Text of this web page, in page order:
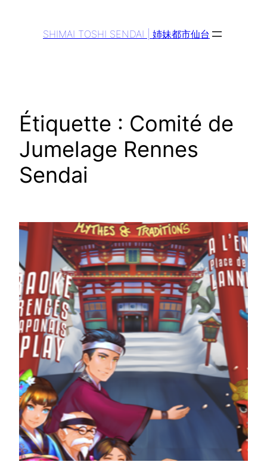
SHIMAI TOSHI SENDAI | 姉妹都市仙台
Étiquette : Comité de
Jumelage Rennes
Sendai